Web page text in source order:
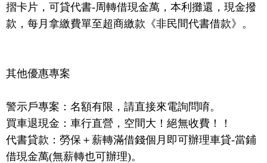
摺卡片，可貸代書-周轉借現金萬，本利攤還，現金撥
款，每月拿繳費單至超商繳款《非民間代書借款》。
其他優惠專案
警示戶專案：名額有限，請直接來電詢問唷。
買車退現金：車行直營，空間大！絕無收費！！
代書貸款：勞保＋薪轉滿借錢個月即可辦理車貸-當鋪
借現金萬(無薪轉也可辦理)。